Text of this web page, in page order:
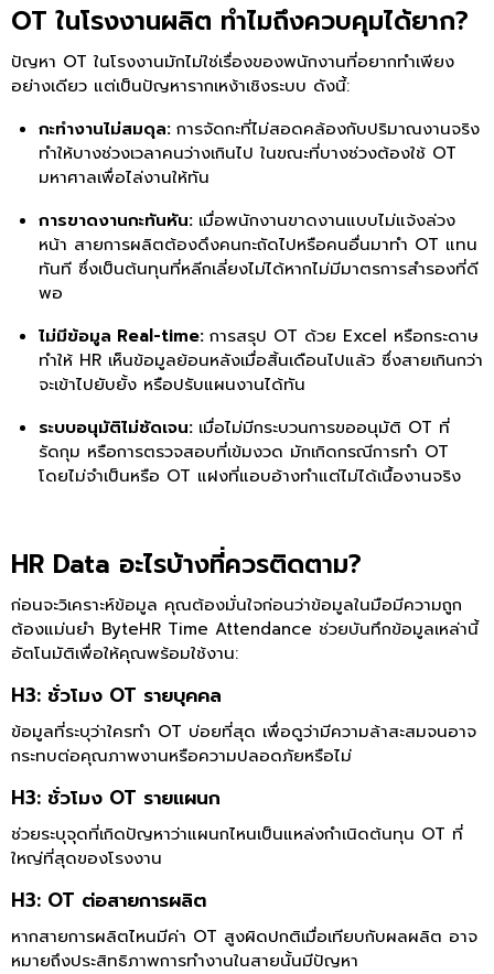
OT ในโรงงานผลิต ทำไมถึงควบคุมได้ยาก?
ปัญหา OT ในโรงงานมักไม่ใช่เรื่องของพนักงานที่อยากทำเพียง
อย่างเดียว แต่เป็นปัญหารากเหง้าเชิงระบบ ดังนี้:
กะทำงานไม่สมดุล: การจัดกะที่ไม่สอดคล้องกับปริมาณงานจริง
ทำให้บางช่วงเวลาคนว่างเกินไป ในขณะที่บางช่วงต้องใช้ OT
มหาศาลเพื่อไล่งานให้ทัน
การขาดงานกะทันหัน: เมื่อพนักงานขาดงานแบบไม่แจ้งล่วง
หน้า สายการผลิตต้องดึงคนกะถัดไปหรือคนอื่นมาทำ OT แทน
ทันที ซึ่งเป็นต้นทุนที่หลีกเลี่ยงไม่ได้หากไม่มีมาตรการสำรองที่ดี
พอ
ไม่มีข้อมูล Real-time: การสรุป OT ด้วย Excel หรือกระดาษ
ทำให้ HR เห็นข้อมูลย้อนหลังเมื่อสิ้นเดือนไปแล้ว ซึ่งสายเกินกว่า
จะเข้าไปยับยั้ง หรือปรับแผนงานได้ทัน
ระบบอนุมัติไม่ชัดเจน: เมื่อไม่มีกระบวนการขออนุมัติ OT ที่
รัดกุม หรือการตรวจสอบที่เข้มงวด มักเกิดกรณีการทำ OT
โดยไม่จำเป็นหรือ OT แฝงที่แอบอ้างทำแต่ไม่ได้เนื้องานจริง
HR Data อะไรบ้างที่ควรติดตาม?
ก่อนจะวิเคราะห์ข้อมูล คุณต้องมั่นใจก่อนว่าข้อมูลในมือมีความถูก
ต้องแม่นยำ ByteHR Time Attendance ช่วยบันทึกข้อมูลเหล่านี้
อัตโนมัติเพื่อให้คุณพร้อมใช้งาน:
H3: ชั่วโมง OT รายบุคคล
ข้อมูลที่ระบุว่าใครทำ OT บ่อยที่สุด เพื่อดูว่ามีความล้าสะสมจนอาจ
กระทบต่อคุณภาพงานหรือความปลอดภัยหรือไม่
H3: ชั่วโมง OT รายแผนก
ช่วยระบุจุดที่เกิดปัญหาว่าแผนกไหนเป็นแหล่งกำเนิดต้นทุน OT ที่
ใหญ่ที่สุดของโรงงาน
H3: OT ต่อสายการผลิต
หากสายการผลิตไหนมีค่า OT สูงผิดปกติเมื่อเทียบกับผลผลิต อาจ
หมายถึงประสิทธิภาพการทำงานในสายนั้นมีปัญหา